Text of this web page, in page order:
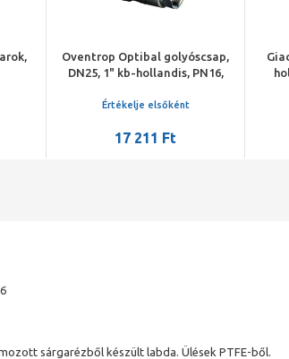
Oventrop Optibal golyóscsap,
DN25, 1" kb-hollandis, PN16,
sárgaréz
Értékelje elsőként
17 211 Ft
sárgarézből készült labda. Ülések PTFE-ből.